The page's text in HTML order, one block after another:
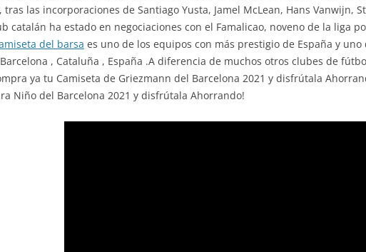
tras las incorporaciones de Santiago Yusta, Jamel McLean, Hans Vanwijn,
catalán ha estado en negociaciones con el Famalicao, noveno de la liga
del barsa es uno de los equipos con más prestigio de España y
, Cataluña , España .A diferencia de muchos otros clubes de
ya tu Camiseta de Griezmann del Barcelona 2021 y disfrútala
Niño del Barcelona 2021 y disfrútala Ahorrando!